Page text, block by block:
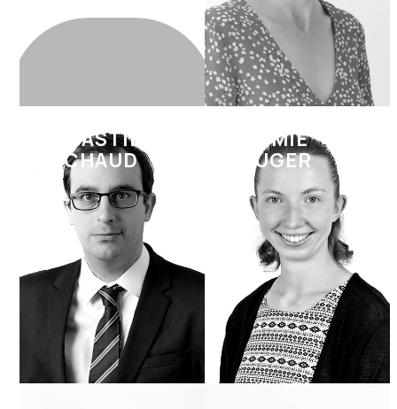
SÉBASTIEN
RICHAUD
NOÉMIE
SAUGER